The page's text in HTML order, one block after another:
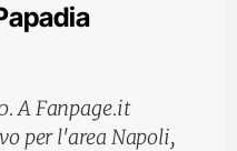
A Fanpage.it
per l'area Napoli,